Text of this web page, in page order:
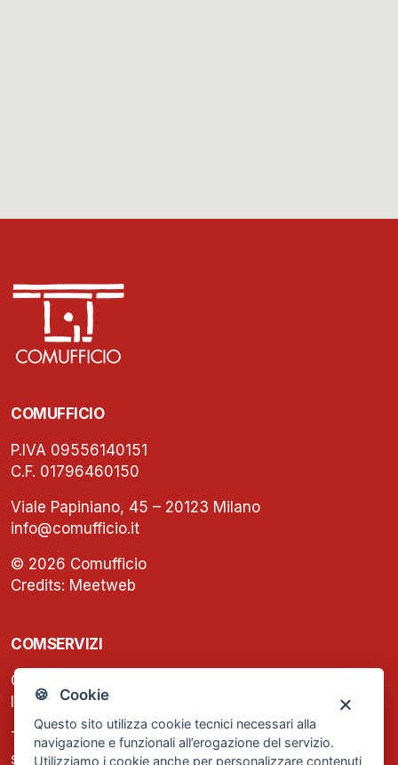
🍪 Cookie
Questo sito utilizza cookie tecnici necessari alla
navigazione e funzionali all’erogazione del servizio.
Utilizziamo i cookie anche per personalizzare contenuti
COMUFFICIO
P.IVA 09556140151
C.F. 01796460150
Viale Papiniano, 45 – 20123 Milano
info@comufficio.it
© 2026 Comufficio
Credits: Meetweb
COMSERVIZI
C.F. e P.IVA: 13474420158
Iscrizione REA Milano n. 1656740
Tel. +39 02 2838 1307
segreteria@comservizi.eu